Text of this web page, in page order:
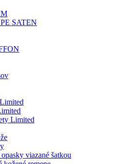
SATEN
Limited
viazané šatkou